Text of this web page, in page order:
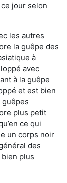
jour selon
les autres
la guêpe des
à
avec
à la guêpe
et est bien
guêpes
plus petit
ce qui
un corps noir
des
plus